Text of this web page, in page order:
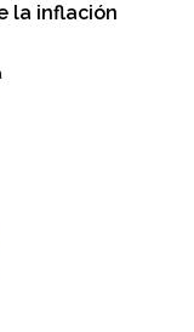
la inflación